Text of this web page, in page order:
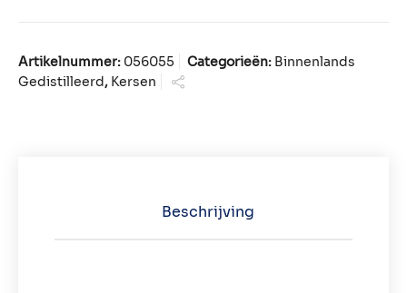
Artikelnummer: 056055 Categorieën: Binnenlands
Gedistilleerd, Kersen
Beschrijving